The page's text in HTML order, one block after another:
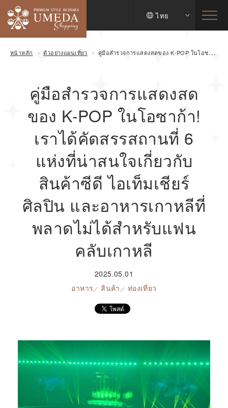
ไทย
หน้าหลัก ตัวอย่างแผนเที่ยว คู่มือสำรวจการแสดงสดของ K-POP ในโอซาก้า! เราได้คัดสรรสถานที่ 6 แห่งที่น่าสนใจเกี่ยวกับสินค้าซีดี ไอเท็มเชียร์ศิลปิน และอาหารเกาหลีที่พลาดไม่ได้สำหรับแฟนคลับเกาหลี
คู่มือสำรวจการแสดงสด
ของ K-POP ในโอซาก้า!
เราได้คัดสรรสถานที่ 6
แห่งที่น่าสนใจเกี่ยวกับ
สินค้าซีดี ไอเท็มเชียร์
ศิลปิน และอาหารเกาหลีที่
พลาดไม่ได้สำหรับแฟน
คลับเกาหลี
2025.05.01
อาหาร
สินค้า ท่องเที่ยว